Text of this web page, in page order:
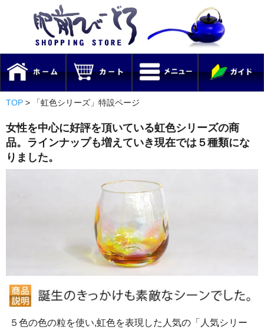
TOP > 「虹色シリーズ」特設ページ
女性を中心に好評を頂いている虹色シリーズの商
品。ラインナップも増えていき現在では５種類にな
りました。
５色の色の粒を使い,虹色を表現した人気の「人気シリー